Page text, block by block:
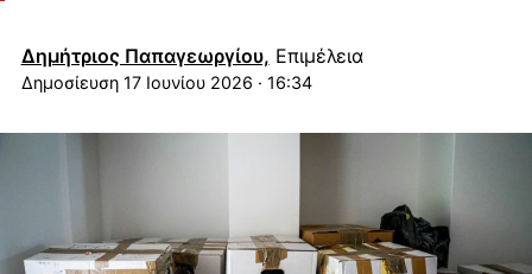
Δημήτριος Παπαγεωργίου, Επιμέλεια
17 Ιουνίου 2026 · 16:34